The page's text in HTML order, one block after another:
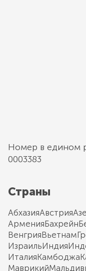
Номер в едином
0003383
Страны
АбхазияАвстрия
АрменияБахрейн
ВенгрияВьетнам
ИзраильИндия
ИталияКамбоджа
Маврикий